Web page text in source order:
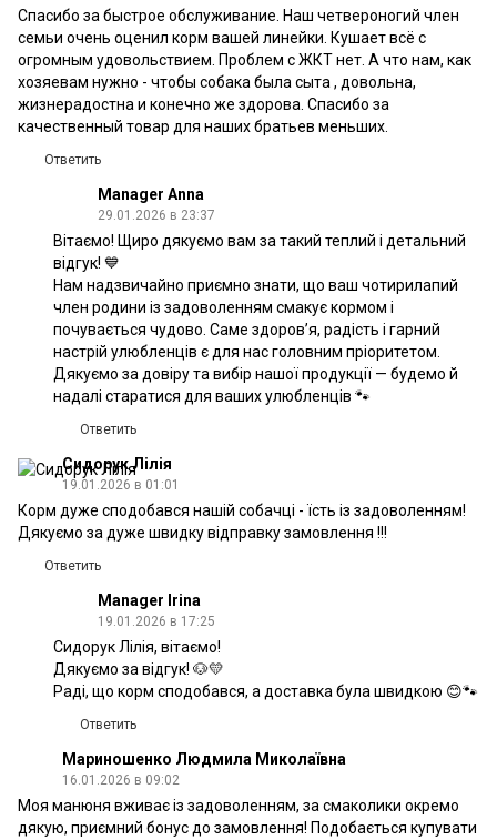
Спасибо за быстрое обслуживание. Наш четвероногий член
семьи очень оценил корм вашей линейки. Кушает всё с
огромным удовольствием. Проблем с ЖКТ нет. А что нам, как
хозяевам нужно - чтобы собака была сыта , довольна,
жизнерадостна и конечно же здорова. Спасибо за
качественный товар для наших братьев меньших.
Ответить
Manager Anna
29.01.2026 в 23:37
Вітаємо! Щиро дякуємо вам за такий теплий і детальний
відгук! 💙
Нам надзвичайно приємно знати, що ваш чотирилапий
член родини із задоволенням смакує кормом і
почувається чудово. Саме здоров’я, радість і гарний
настрій улюбленців є для нас головним пріоритетом.
Дякуємо за довіру та вибір нашої продукції — будемо й
надалі старатися для ваших улюбленців 🐾
Ответить
Сидорук Лілія
19.01.2026 в 01:01
Корм дуже сподобався нашій собачці - їсть із задоволенням!
Дякуємо за дуже швидку відправку замовлення !!!
Ответить
Manager Irina
19.01.2026 в 17:25
Сидорук Лілія, вітаємо!
Дякуємо за відгук! 🐶💛
Раді, що корм сподобався, а доставка була швидкою 😊🐾
Ответить
Мариношенко Людмила Миколаївна
16.01.2026 в 09:02
Моя манюня вживає із задоволенням, за смаколики окремо
дякую, приємний бонус до замовлення! Подобається купувати